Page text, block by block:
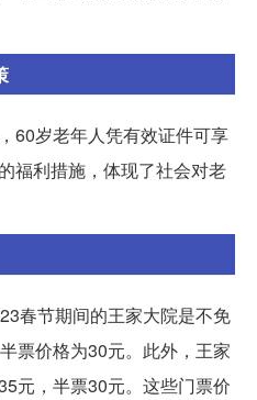
60岁老年人凭有效证件可享
福利措施，体现了社会对老
春节期间的王家大院是不免
票价格为30元。此外，王家
元，半票30元。这些门票价